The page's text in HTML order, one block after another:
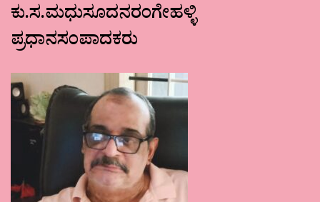
ಕು.ಸ.ಮಧುಸೂದನರಂಗೇಹಳ್ಳಿ
ಪ್ರಧಾನಸಂಪಾದಕರು